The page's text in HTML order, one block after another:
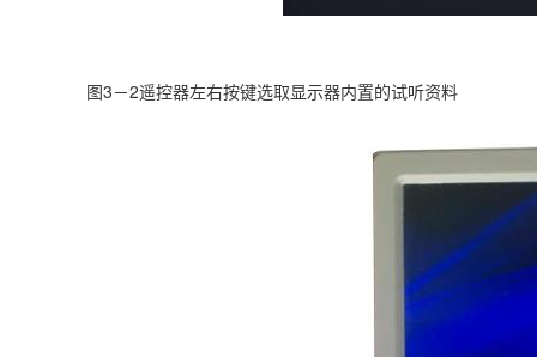
图3－2遥控器左右按键选取显示器内置的试听资料